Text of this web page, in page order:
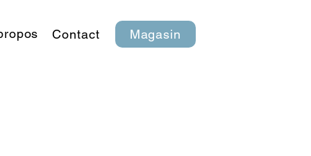
Contact Magasin